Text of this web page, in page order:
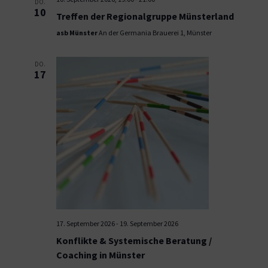
DO.
10 Treffen der Regionalgruppe Münsterland
asb MünsterAn der Germania Brauerei 1, Münster
DO.
17
17. September 2026- 19. September 2026
Konflikte & Systemische Beratung /
Coaching in Münster